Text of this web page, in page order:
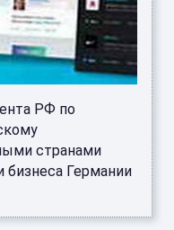
РФ по
странами
бизнеса Германии